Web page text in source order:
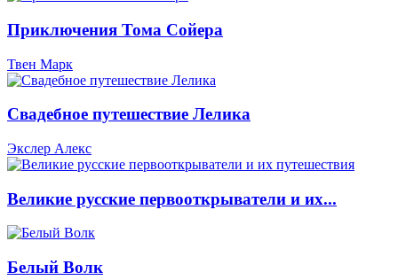
Приключения Тома Сойера
Твен Марк
Свадебное путешествие Лелика
Экслер Алекс
Великие русские первооткрыватели и их...
Белый Волк